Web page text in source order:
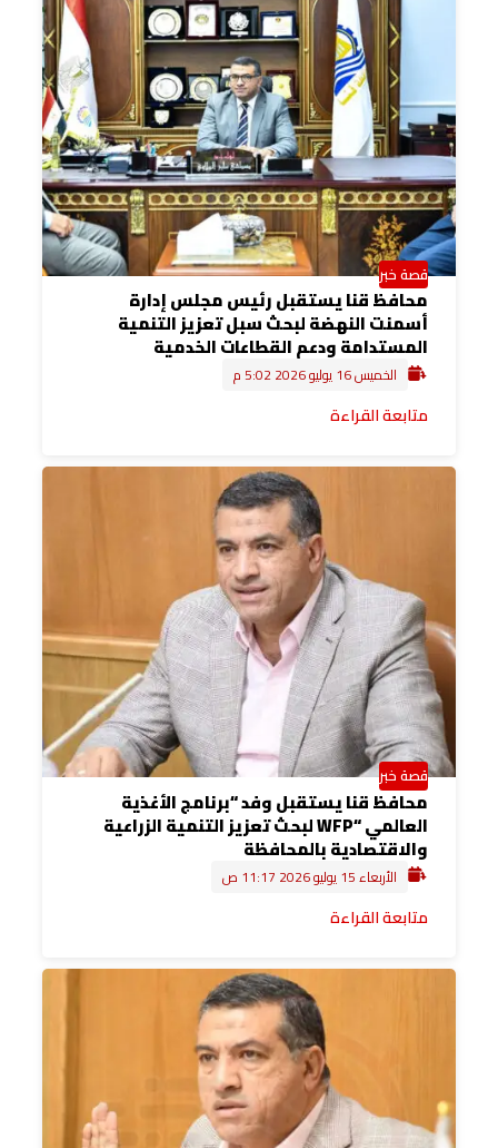
قصة خبر
محافظ قنا يستقبل رئيس مجلس إدارة
أسمنت النهضة لبحث سبل تعزيز التنمية
المستدامة ودعم القطاعات الخدمية
الخميس 16 يوليو 2026 5:02 م
متابعة القراءة
قصة خبر
محافظ قنا يستقبل وفد “برنامج الأغذية
العالمي “WFP لبحث تعزيز التنمية الزراعية
والاقتصادية بالمحافظة
الأربعاء 15 يوليو 2026 11:17 ص
متابعة القراءة